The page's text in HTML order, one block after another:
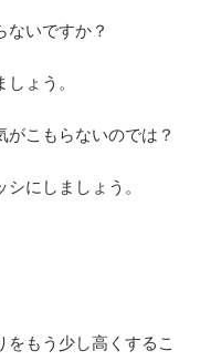
いですか？
ょう。
こもらないのでは？
にしましょう。
もう少し高くするこ